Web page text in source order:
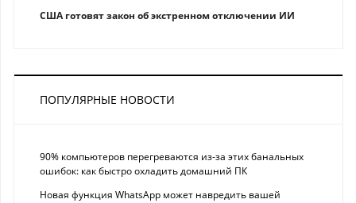
США готовят закон об экстренном отключении ИИ
ПОПУЛЯРНЫЕ НОВОСТИ
90% компьютеров перегреваются из-за этих банальных
ошибок: как быстро охладить домашний ПК
Новая функция WhatsApp может навредить вашей